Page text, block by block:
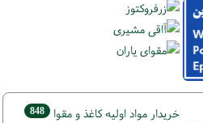
خريدار مواد اوليه كاغذ و مقوا 848